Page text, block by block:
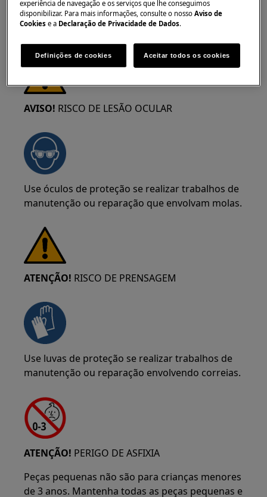
segurança. Use luvas de proteção
constantemente para se proteger de cortes
AVISO! RISCO DE LESÃO OCULAR
Use óculos de proteção se realizar trabalhos de
manutenção ou reparação que envolvam molas.
ATENÇÃO! RISCO DE PRENSAGEM
Use luvas de proteção se realizar trabalhos de
manutenção ou reparação envolvendo correias.
ATENÇÃO! PERIGO DE ASFIXIA
Peças pequenas não são para crianças menores
de 3 anos. Mantenha todas as peças pequenas e
experiência de navegação e os serviços que lhe conseguimos
disponibilizar. Para mais informações, consulte o nossoAviso de
Cookies e a Declaração de Privacidade de Dados.
Definições de cookies Aceitar todos os cookies